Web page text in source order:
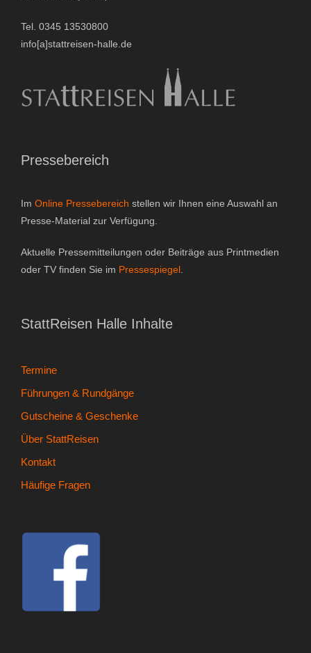
Tel. 0345 13530800
info[a]stattreisen-halle.de
Pressebereich
Im Online Pressebereich stellen wir Ihnen eine Auswahl an
Presse-Material zur Verfügung.
Aktuelle Pressemitteilungen oder Beiträge aus Printmedien
oder TV finden Sie im Pressespiegel
StattReisen Halle Inhalte
Termine
Führungen & Rundgänge
Gutscheine & Geschenke
Über StattReisen
Kontakt
Häufige Fragen